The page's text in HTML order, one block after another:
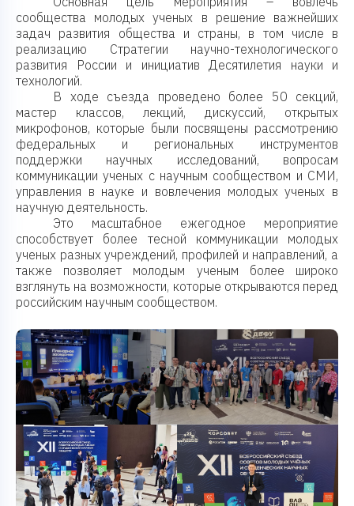
сообщества молодых ученых в решение важнейших
задач развития общества и страны, в том числе в
реализацию Стратегии научно-технологического
развития России и инициатив Десятилетия науки и
технологий.
В ходе съезда проведено более 50 секций,
мастер классов, лекций, дискуссий, открытых
микрофонов, которые были посвящены рассмотрению
федеральных и региональных инструментов
поддержки научных исследований, вопросам
коммуникации ученых с научным сообществом и СМИ,
управления в науке и вовлечения молодых ученых в
научную деятельность.
Это масштабное ежегодное мероприятие
способствует более тесной коммуникации молодых
ученых разных учреждений, профилей и направлений, а
также позволяет молодым ученым более широко
взглянуть на возможности, которые открываются перед
российским научным сообществом.